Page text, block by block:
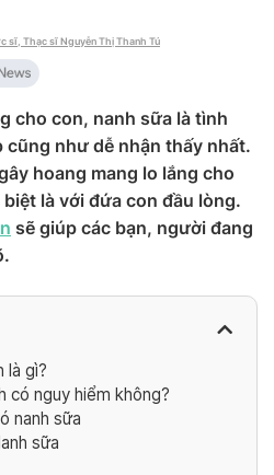
sĩ, Thạc sĩ Nguyễn Thị Thanh Tú
cho con, nanh sữa là tình
như dễ nhận thấy nhất.
hoang mang lo lắng cho
là với đứa con đầu lòng.
sẽ giúp các bạn, người đang
là gì?
có nguy hiểm không?
nanh sữa
sữa